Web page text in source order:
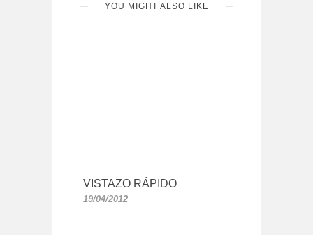
YOU MIGHT ALSO LIKE
VISTAZO RÁPIDO
19/04/2012